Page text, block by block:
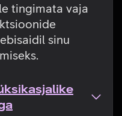
tingimata vaja
sinu
viga